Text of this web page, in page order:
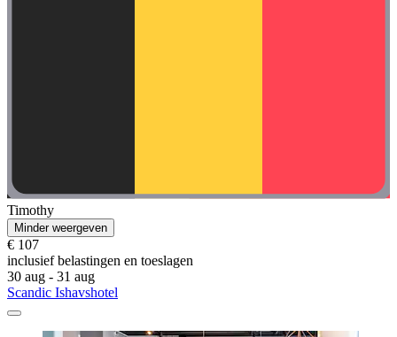
Timothy
Minder weergeven
€ 107
inclusief belastingen en toeslagen
30 aug - 31 aug
Scandic Ishavshotel